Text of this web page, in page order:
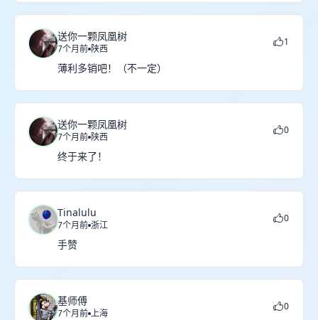
送你一颗凤凰树
7个月前 陕西
1
薄利多销吧！（不一定）
送你一颗凤凰树
7个月前 陕西
0
终于来了！
Tinalulu
7个月前 浙江
0
手赞
基师傅
7个月前 上海
0